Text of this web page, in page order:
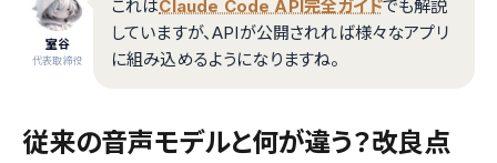
室谷
代表取締役
これはClaude Code API完全ガイドでも解説
していますが、APIが公開されれば様々なアプリ
に組み込めるようになりますね。
従来の音声モデルと何が違う？改良点